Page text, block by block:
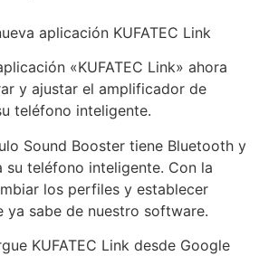
aplicación KUFATEC Link
«KUFATEC Link» ahora
y ajustar el amplificador de
teléfono inteligente.
Sound Booster tiene Bluetooth y
su teléfono inteligente. Con la
los perfiles y establecer
ya sabe de nuestro software.
KUFATEC Link desde Google